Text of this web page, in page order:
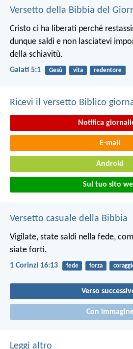
Versetto della Bibbia del
Cristo ci ha liberati perché
dunque saldi e non lasciatevi
della schiavitù.
Galati 5:1 Gesù vita redentore
Ricevi il versetto Biblico
Notifica
E-mail
Android
Sul tuo sito
Versetto casuale della Bibbia
Vigilate, state saldi nella fede,
siate forti.
1 Corinzi 16:13 fede forza
Verso
Con
Leggi altro